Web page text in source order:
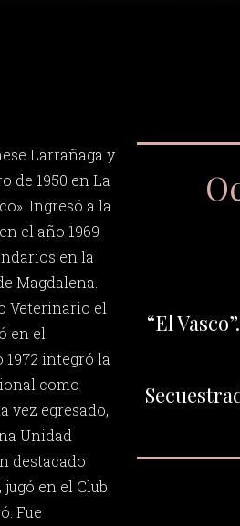
Larrañaga y
de 1950 en La
Ingresó a la
el año 1969
en la
Magdalena.
Veterinario el
en el
integró la
como
vez egresado,
Unidad
destacado
en el Club
Fue
“El